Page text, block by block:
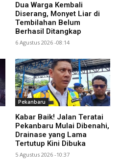
Dua Warga Kembali
Diserang, Monyet Liar di
Tembilahan Belum
Berhasil Ditangkap
6 Agustus 2026 -08:14
Pekanbaru
Kabar Baik! Jalan Teratai
Pekanbaru Mulai Dibenahi,
Drainase yang Lama
Tertutup Kini Dibuka
5 Agustus 2026 -10:37